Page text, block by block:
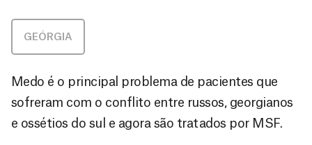
GEÓRGIA
Medo é o principal problema de pacientes que
sofreram com o conflito entre russos, georgianos
e ossétios do sul e agora são tratados por MSF.